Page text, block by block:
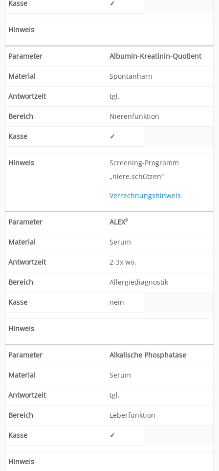
✓
Albumin-Kreatinin-Quotient
Spontanharn
tgl.
Nierenfunktion
✓
Screening-Programm
„niere.schützen“
Verrechnungshinweis
ALEX³
Serum
2-3x wö.
Allergiediagnostik
nein
Alkalische Phosphatase
Serum
tgl.
Leberfunktion
✓